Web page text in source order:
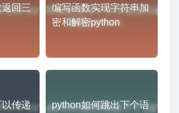
回三
编写函数实现字符串加
密和解密python
传递
python如何跳出下个语